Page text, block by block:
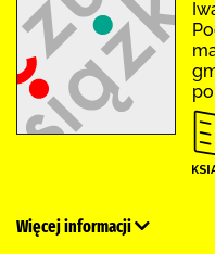
Więcej informacji